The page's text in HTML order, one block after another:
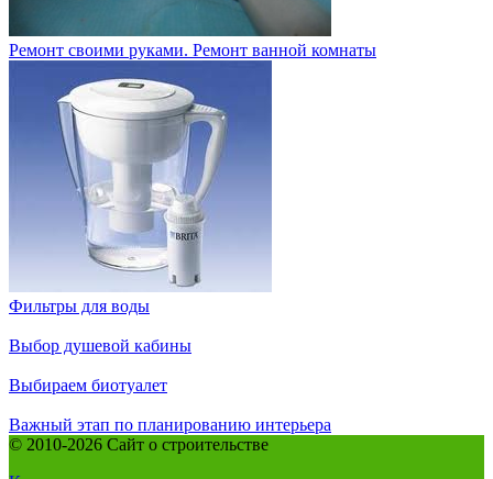
Ремонт своими руками. Ремонт ванной комнаты
Фильтры для воды
Выбор душевой кабины
Выбираем биотуалет
Важный этап по планированию интерьера
© 2010-2026 Сайт о строительстве